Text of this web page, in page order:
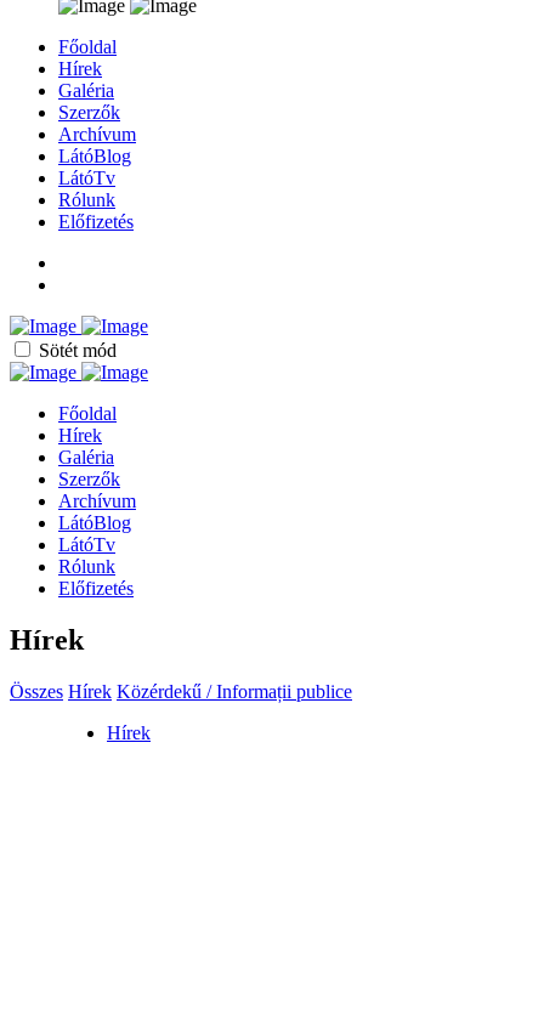
Főoldal
Hírek
Galéria
Szerzők
Archívum
LátóBlog
LátóTv
Rólunk
Előfizetés
Sötét mód
Főoldal
Hírek
Galéria
Szerzők
Archívum
LátóBlog
LátóTv
Rólunk
Előfizetés
Hírek
Összes Hírek Közérdekű / Informații publice
Hírek